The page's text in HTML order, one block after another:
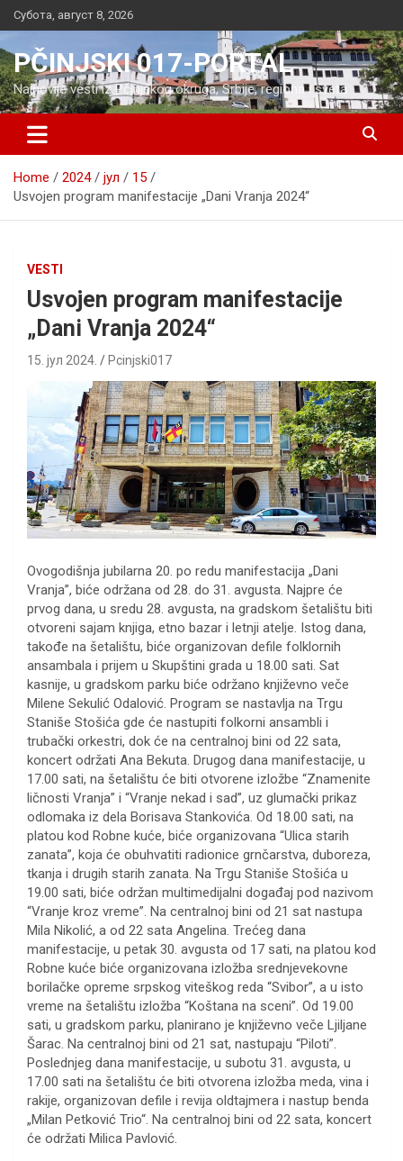
Skip
to
content
Субота, август 8, 2026
PČINJSKI 017-PORTAL
Najnovije vesti iz Pčinjskog okruga, Srbije, regiona i sveta
Home 2024 јул
15
Usvojen program manifestacije „Dani Vranja 2024“
VESTI
Usvojen program manifestacije
„Dani Vranja 2024“
15. јул 2024. Pcinjski017
Ovogodišnja jubilarna 20. po redu manifestacija „Dani
Vranja”, biće održana od 28. do 31. avgusta. Najpre će
prvog dana, u sredu 28. avgusta, na gradskom šetalištu biti
otvoreni sajam knjiga, etno bazar i letnji atelje. Istog dana,
takođe na šetalištu, biće organizovan defile folklornih
ansambala i prijem u Skupštini grada u 18.00 sati. Sat
kasnije, u gradskom parku biće održano književno veče
Milene Sekulić Odalović. Program se nastavlja na Trgu
Staniše Stošića gde će nastupiti folkorni ansambli i
trubački orkestri, dok će na centralnoj bini od 22 sata,
koncert održati Ana Bekuta. Drugog dana manifestacije, u
17.00 sati, na šetalištu će biti otvorene izložbe “Znamenite
ličnosti Vranja” i “Vranje nekad i sad”, uz glumački prikaz
odlomaka iz dela Borisava Stankovića. Od 18.00 sati, na
platou kod Robne kuće, biće organizovana “Ulica starih
zanata”, koja će obuhvatiti radionice grnčarstva, duboreza,
tkanja i drugih starih zanata. Na Trgu Staniše Stošića u
19.00 sati, biće održan multimedijalni događaj pod nazivom
“Vranje kroz vreme”. Na centralnoj bini od 21 sat nastupa
Mila Nikolić, a od 22 sata Angelina. Trećeg dana
manifestacije, u petak 30. avgusta od 17 sati, na platou kod
Robne kuće biće organizovana izložba srednjevekovne
borilačke opreme srpskog viteškog reda “Svibor”, a u isto
vreme na šetalištu izložba “Koštana na sceni”. Od 19.00
sati, u gradskom parku, planirano je književno veče Ljiljane
Šarac. Na centralnoj bini od 21 sat, nastupaju “Piloti”.
Poslednjeg dana manifestacije, u subotu 31. avgusta, u
17.00 sati na šetalištu će biti otvorena izložba meda, vina i
rakije, organizovan defile i revija oldtajmera i nastup benda
„Milan Petković Trio“. Na centralnoj bini od 22 sata, koncert
će održati Milica Pavlović.